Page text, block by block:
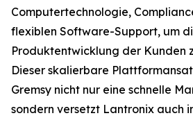
Computertechnologie,
flexiblen Software-Support, um
Produktentwicklung der Kunden
Dieser skalierbare
Gremsy nicht nur eine schnelle
sondern versetzt Lantronix auch